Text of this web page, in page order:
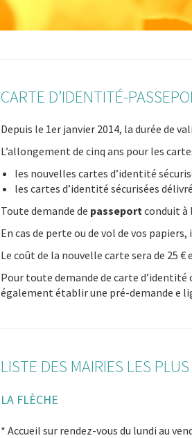
CARTE D’IDENTITÉ-
Depuis le 1er janvier 2014, la durée de
L’allongement de cinq ans pour les
les nouvelles cartes d’identité
les cartes d’identité sécurisées
Toute demande de passeportconduit à
En cas de perte ou de vol de vos
Le coût de la nouvelle carte sera de 25
Pour toute demande de carte d’identité
également établir une pré-demande e
LISTE DES MAIRIES LES
LA FLÈCHE
* Accueil sur rendez-vous du lundi au